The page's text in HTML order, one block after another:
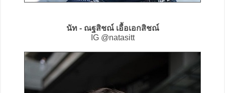
นัท - ณฐสิชณ์ เอื้อเอกสิชณ์
IG @natasitt